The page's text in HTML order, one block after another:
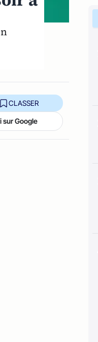
CLASSER
Google